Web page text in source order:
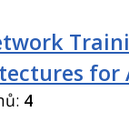
for
4